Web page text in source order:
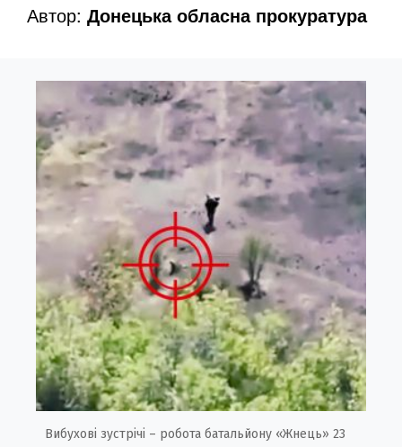
Автор: Донецька обласна прокуратура
Вибухові зустрічі – робота батальйону «Жнець» 23